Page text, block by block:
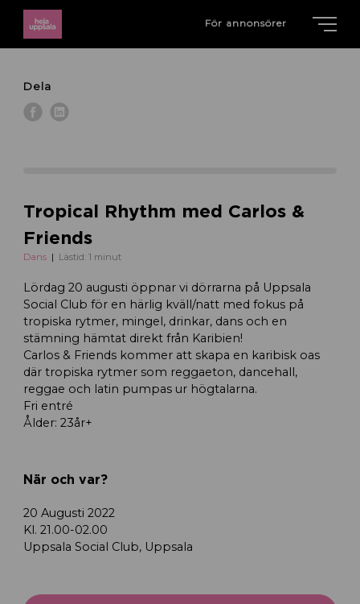
För annonsörer
Dela
Tropical Rhythm med Carlos &
Friends
Dans Lästid: 1 minut
Lördag 20 augusti öppnar vi dörrarna på Uppsala
Social Club för en härlig kväll/natt med fokus på
tropiska rytmer, mingel, drinkar, dans och en
stämning hämtat direkt från Karibien!
Carlos & Friends kommer att skapa en karibisk oas
där tropiska rytmer som reggaeton, dancehall,
reggae och latin pumpas ur högtalarna.
Fri entré
Ålder: 23år+
När och var?
20 Augusti 2022
Kl. 21.00-02.00
Uppsala Social Club, Uppsala